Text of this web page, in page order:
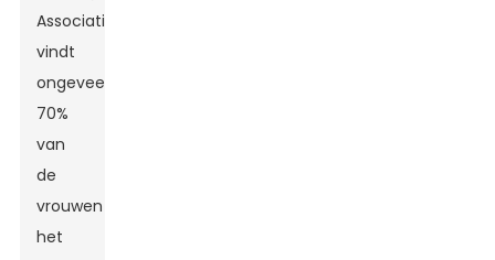
Association
vindt
ongeveer
70%
van
de
vrouwen
het